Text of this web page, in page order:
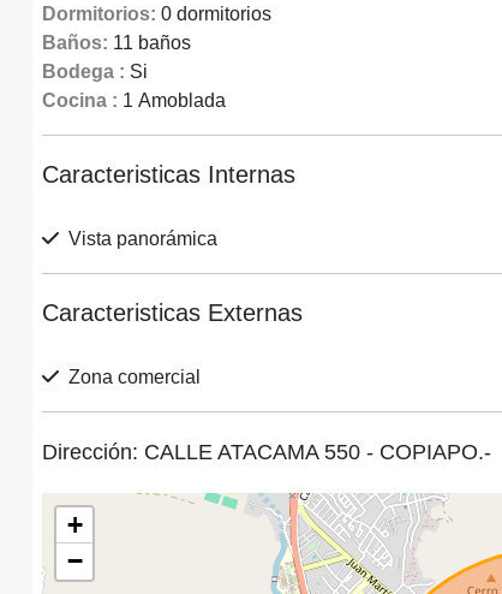
Dormitorios: 0 dormitorios
Baños: 11 baños
Bodega : Si
Cocina : 1 Amoblada
Caracteristicas Internas
Vista panorámica
Caracteristicas Externas
Zona comercial
Dirección: CALLE ATACAMA 550 - COPIAPO.-
+
−